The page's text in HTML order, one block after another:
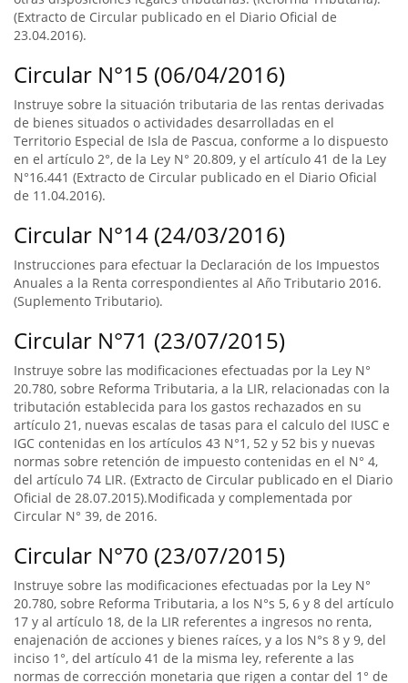
(Extracto de Circular publicado en el Diario Oficial de
23.04.2016).
Circular N°15 (06/04/2016)
Instruye sobre la situación tributaria de las rentas derivadas
de bienes situados o actividades desarrolladas en el
Territorio Especial de Isla de Pascua, conforme a lo dispuesto
en el artículo 2°, de la Ley N° 20.809, y el artículo 41 de la Ley
N°16.441 (Extracto de Circular publicado en el Diario Oficial
de 11.04.2016).
Circular N°14 (24/03/2016)
Instrucciones para efectuar la Declaración de los Impuestos
Anuales a la Renta correspondientes al Año Tributario 2016.
(Suplemento Tributario).
Circular N°71 (23/07/2015)
Instruye sobre las modificaciones efectuadas por la Ley N°
20.780, sobre Reforma Tributaria, a la LIR, relacionadas con la
tributación establecida para los gastos rechazados en su
artículo 21, nuevas escalas de tasas para el calculo del IUSC e
IGC contenidas en los artículos 43 N°1, 52 y 52 bis y nuevas
normas sobre retención de impuesto contenidas en el N° 4,
del artículo 74 LIR. (Extracto de Circular publicado en el Diario
Oficial de 28.07.2015).Modificada y complementada por
Circular N° 39, de 2016.
Circular N°70 (23/07/2015)
Instruye sobre las modificaciones efectuadas por la Ley N°
20.780, sobre Reforma Tributaria, a los N°s 5, 6 y 8 del artículo
17 y al artículo 18, de la LIR referentes a ingresos no renta,
enajenación de acciones y bienes raíces, y a los N°s 8 y 9, del
inciso 1°, del artículo 41 de la misma ley, referente a las
normas de corrección monetaria que rigen a contar del 1° de